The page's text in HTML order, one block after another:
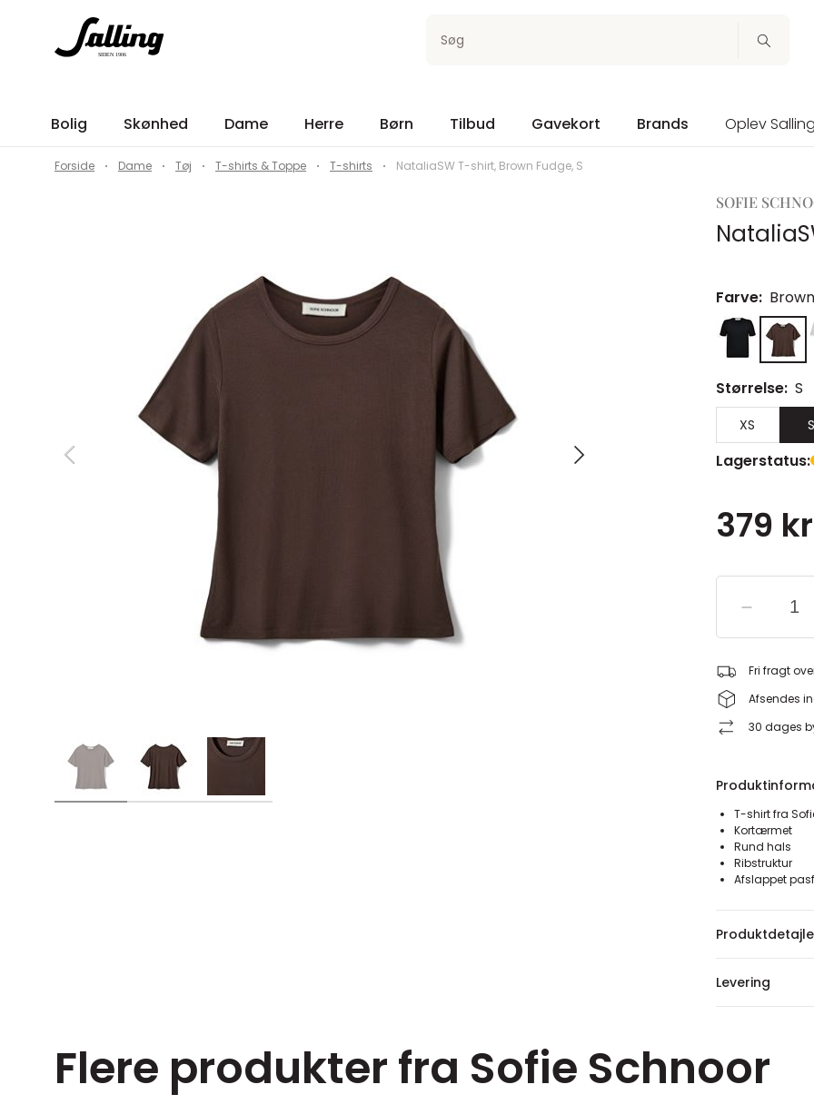
Søg
Bolig Skønhed Dame Herre Børn Tilbud Gavekort Brands Oplev Salling
Forside Dame Tøj T-shirts & Toppe T-shirts NataliaSW T-shirt, Brown Fudge, S
SOFIE
Farve:
Størrelse: S
XS S
Lagerstatus:
379
Fri fragt
Afsendes
30 dages
T-shirt fra
Kortærmet
Rund hals
Ribstruktur
Afslappet
Levering
Flere produkter fra Sofie Schnoor